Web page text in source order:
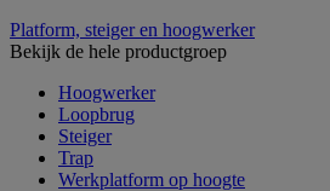
Platform, steiger en hoogwerker
Bekijk de hele productgroep
Hoogwerker
Loopbrug
Steiger
Trap
Werkplatform op hoogte